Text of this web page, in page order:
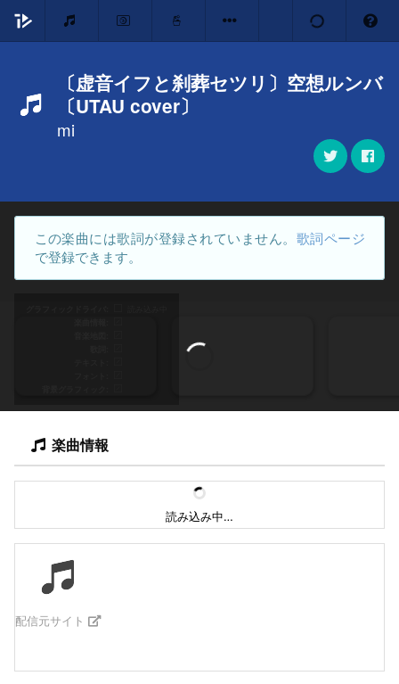
〔虚音イフと刹葬セツリ〕空想ルンバ
〔UTAU cover〕
mi
この楽曲には歌詞が登録されていません。 歌詞ページ
で登録できます。
楽曲情報
読み込み中…
配信元サイト